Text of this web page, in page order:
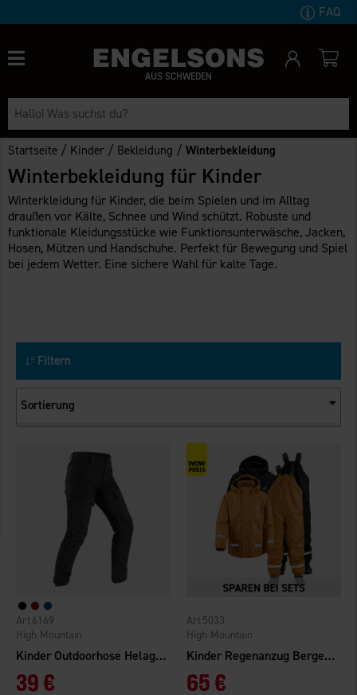
FAQ
AUS SCHWEDEN
Startseite / Kinder / Bekleidung /Winterbekleidung
Winterbekleidung für Kinder
Winterkleidung für Kinder, die beim Spielen und im Alltag
draußen vor Kälte, Schnee und Wind schützt. Robuste und
funktionale Kleidungsstücke wie Funktionsunterwäsche, Jacken,
Hosen, Mützen und Handschuhe. Perfekt für Bewegung und Spiel
bei jedem Wetter. Eine sichere Wahl für kalte Tage.
Filtern
Sortierung
Kinder Outdoorhose Helags Gefüttert
High Mountain
6169
39 €
Kinder Regenanzug Bergen Gefüttert
High Mountain
5033
65 €